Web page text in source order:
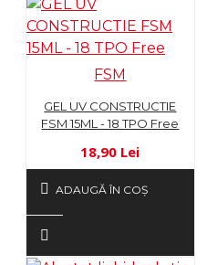
FSM
GEL UV CONSTRUCTIE
FSM 15ML - 18 TPO Free
18,90 Lei
ADAUGĂ ÎN COŞ